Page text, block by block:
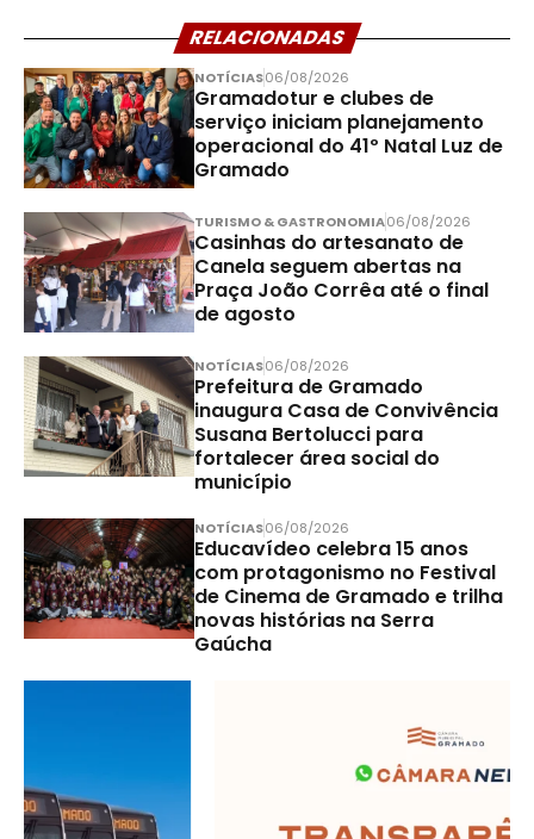
RELACIONADAS
NOTÍCIAS06/08/2026
Gramadotur e clubes de
serviço iniciam planejamento
operacional do 41º Natal Luz de
Gramado
TURISMO & GASTRONOMIA06/08/2026
Casinhas do artesanato de
Canela seguem abertas na
Praça João Corrêa até o final
de agosto
NOTÍCIAS06/08/2026
Prefeitura de Gramado
inaugura Casa de Convivência
Susana Bertolucci para
fortalecer área social do
município
NOTÍCIAS06/08/2026
Educavídeo celebra 15 anos
com protagonismo no Festival
de Cinema de Gramado e trilha
novas histórias na Serra
Gaúcha